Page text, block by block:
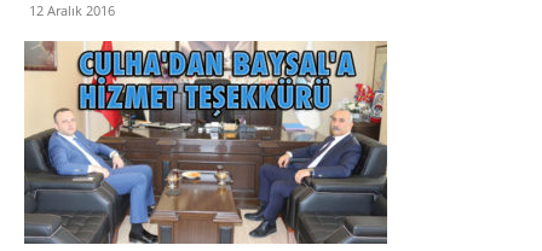
12 Aralık 2016